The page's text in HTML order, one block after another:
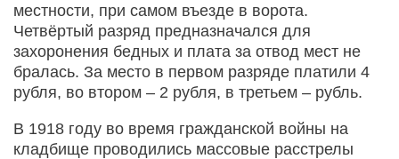
местности, при самом въезде в ворота.
Четвёртый разряд предназначался для
захоронения бедных и плата за отвод мест не
бралась. За место в первом разряде платили 4
рубля, во втором – 2 рубля, в третьем – рубль.
В 1918 году во время гражданской войны на
кладбище проводились массовые расстрелы